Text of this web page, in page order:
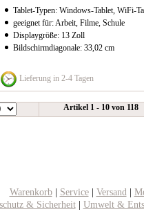
Tablet-Typen: Windows-Tablet, WiFi-
geeignet für: Arbeit, Filme, Schule
Displaygröße: 13 Zoll
Bildschirmdiagonale: 33,02 cm
Lieferung in 2-4 Tagen
Artikel 1 - 10 von 118
Warenkorb| Service| Versand|
& Sicherheit| Umwelt &